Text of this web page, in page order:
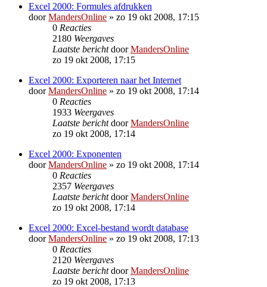
Excel 2000: Formules afdrukken
doorMandersOnline » zo 19 okt 2008, 17:15
0 Reacties
2180 Weergaves
Laatste berichtdoorMandersOnline
zo 19 okt 2008, 17:15
Excel 2000: Exporteren naar het Internet
doorMandersOnline » zo 19 okt 2008, 17:14
0 Reacties
1933 Weergaves
Laatste berichtdoorMandersOnline
zo 19 okt 2008, 17:14
Excel 2000: Exponenten
doorMandersOnline » zo 19 okt 2008, 17:14
0 Reacties
2357 Weergaves
Laatste berichtdoorMandersOnline
zo 19 okt 2008, 17:14
Excel 2000: Excel-bestand wordt database
doorMandersOnline » zo 19 okt 2008, 17:13
0 Reacties
2120 Weergaves
Laatste berichtdoorMandersOnline
zo 19 okt 2008, 17:13